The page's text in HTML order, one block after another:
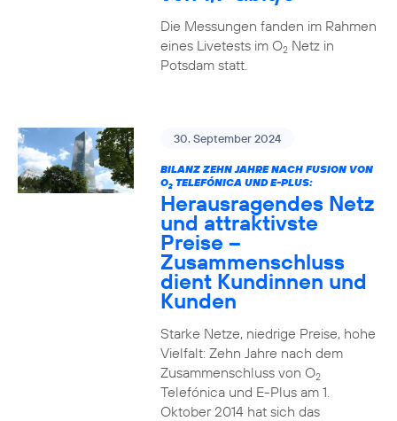
Die Messungen fanden im Rahmen
eines Livetests im O2Netz in
Potsdam statt.
30. September 2024
BILANZ ZEHN JAHRE NACH FUSION VON
O2TELEFÓNICA UND E-PLUS:
Herausragendes Netz
und attraktivste
Preise –
Zusammenschluss
dient Kundinnen und
Kunden
Starke Netze, niedrige Preise, hohe
Vielfalt: Zehn Jahre nach dem
Zusammenschluss von O2
Telefónica und E-Plus am 1.
Oktober 2014 hat sich das